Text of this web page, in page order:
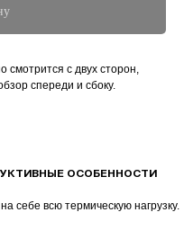
смотрится с двух сторон,
спереди и сбоку.
ОСОБЕННОСТИ
себе всю термическую нагрузку.